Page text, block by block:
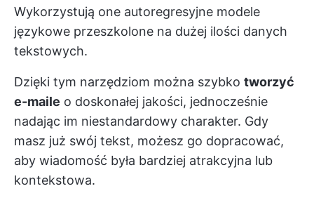
Wykorzystują one autoregresyjne modele
językowe przeszkolone na dużej ilości danych
tekstowych.
Dzięki tym narzędziom można szybko tworzyć
e-maile o doskonałej jakości, jednocześnie
nadając im niestandardowy charakter. Gdy
masz już swój tekst, możesz go dopracować,
aby wiadomość była bardziej atrakcyjna lub
kontekstowa.